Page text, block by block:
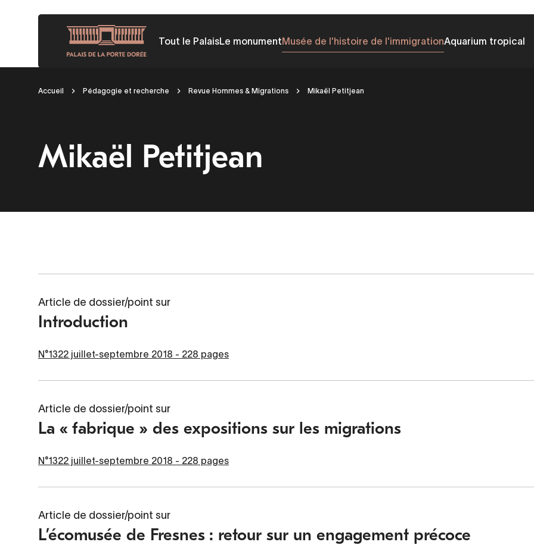
principal
Tout le PalaisLe monumentMusée de l'histoire de l'immigrationAquarium tropical
Fil
Accueil Pédagogie et recherche Revue Hommes & Migrations Mikaël Petitjean
Mikaël Petitjean
Article de dossier/point sur
Introduction
N°1322 juillet-septembre 2018 - 228 pages
Article de dossier/point sur
La « fabrique » des expositions sur les migrations
N°1322 juillet-septembre 2018 - 228 pages
Article de dossier/point sur
L’écomusée de Fresnes : retour sur un engagement précoce